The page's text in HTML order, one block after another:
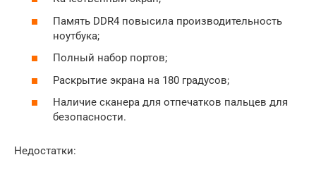
Память DDR4 повысила производительность
ноутбука;
Полный набор портов;
Раскрытие экрана на 180 градусов;
Наличие сканера для отпечатков пальцев для
безопасности.
Недостатки: